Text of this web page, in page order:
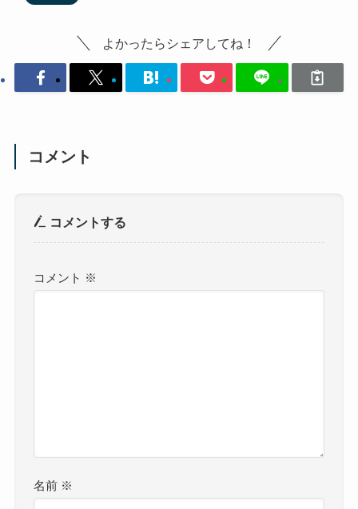
よかったらシェアしてね！
コメント
コメントする
コメント ※
名前 ※